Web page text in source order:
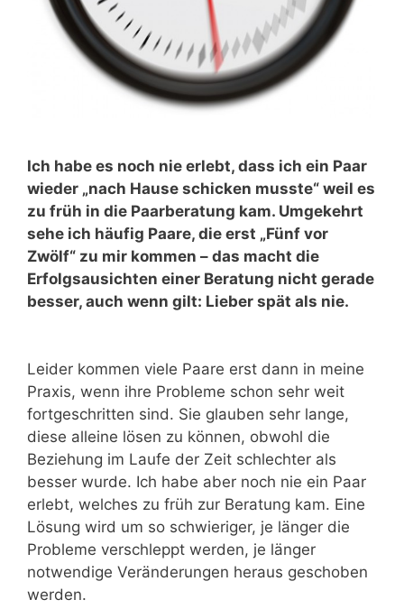
Ich habe es noch nie erlebt, dass ich ein Paar
wieder „nach Hause schicken musste“ weil es
zu früh in die Paarberatung kam. Umgekehrt
sehe ich häufig Paare, die erst „Fünf vor
Zwölf“ zu mir kommen – das macht die
Erfolgsausichten einer Beratung nicht gerade
besser, auch wenn gilt: Lieber spät als nie.
Leider kommen viele Paare erst dann in meine
Praxis, wenn ihre Probleme schon sehr weit
fortgeschritten sind. Sie glauben sehr lange,
diese alleine lösen zu können, obwohl die
Beziehung im Laufe der Zeit schlechter als
besser wurde. Ich habe aber noch nie ein Paar
erlebt, welches zu früh zur Beratung kam. Eine
Lösung wird um so schwieriger, je länger die
Probleme verschleppt werden, je länger
notwendige Veränderungen heraus geschoben
werden.